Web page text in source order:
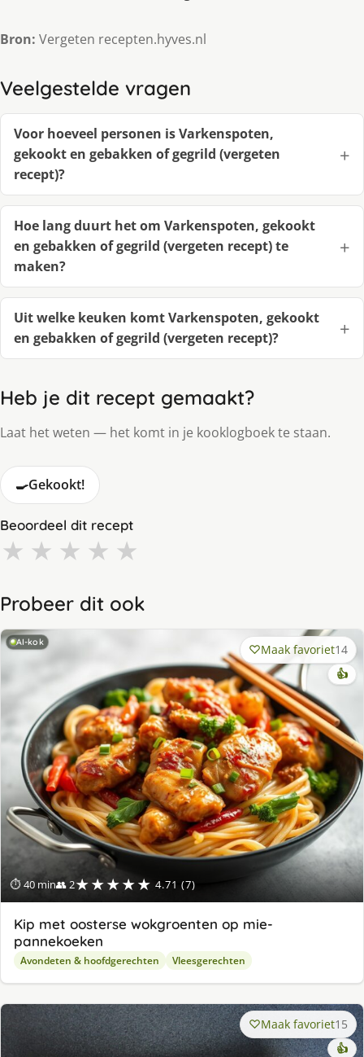
Bron: Vergeten recepten.hyves.nl
Veelgestelde vragen
Voor hoeveel personen is Varkenspoten,
gekookt en gebakken of gegrild (vergeten
recept)?
Hoe lang duurt het om Varkenspoten, gekookt
en gebakken of gegrild (vergeten recept) te
maken?
Uit welke keuken komt Varkenspoten, gekookt
en gebakken of gegrild (vergeten recept)?
Heb je dit recept gemaakt?
Laat het weten — het komt in je kooklogboek te staan.
🍳Gekookt!
Beoordeel dit recept
★ ★ ★ ★ ★
Probeer dit ook
AI-kok
⏱ 40 min👥 2★★★★★ 4.71 (7)
Maak favoriet14
👍
Kip met oosterse wokgroenten op mie-
pannekoeken
Avondeten & hoofdgerechten Vleesgerechten
Maak favoriet15
👍